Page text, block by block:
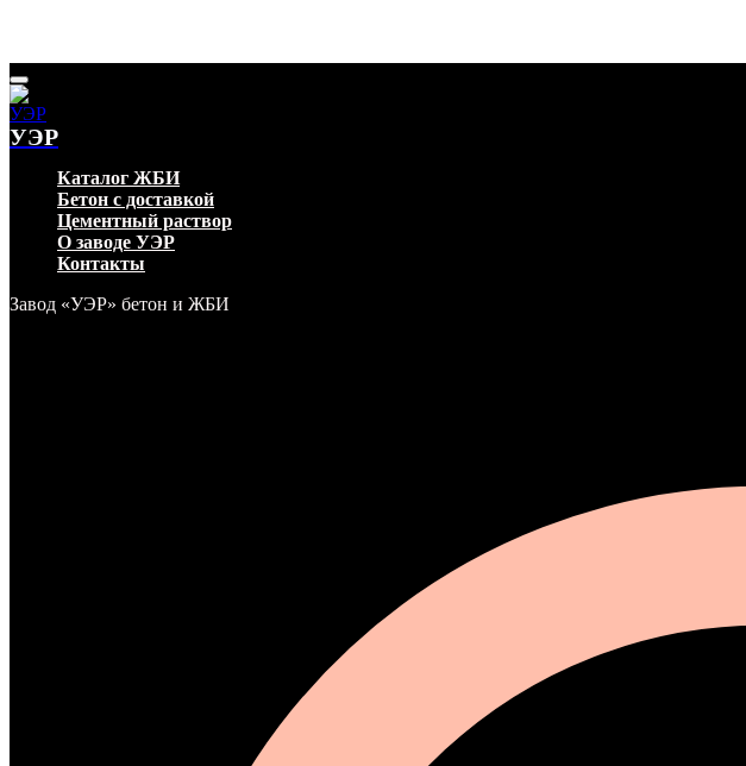
УЭР
Каталог ЖБИ
Бетон с доставкой
Цементный раствор
О заводе УЭР
Контакты
Завод «УЭР» бетон и ЖБИ